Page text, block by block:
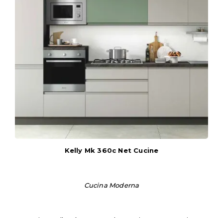
Kelly Mk 360c Net Cucine
Cucina Moderna